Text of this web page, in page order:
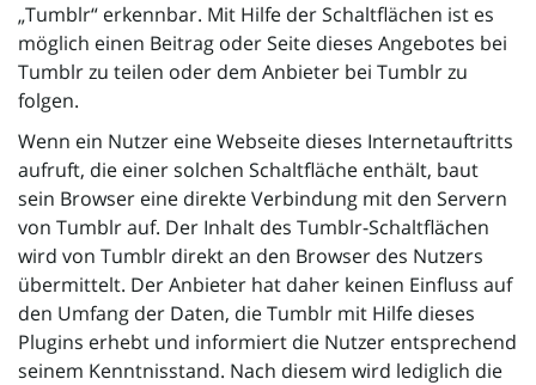
„Tumblr“ erkennbar. Mit Hilfe der Schaltflächen ist es
möglich einen Beitrag oder Seite dieses Angebotes bei
Tumblr zu teilen oder dem Anbieter bei Tumblr zu
folgen.
Wenn ein Nutzer eine Webseite dieses Internetauftritts
aufruft, die einer solchen Schaltfläche enthält, baut
sein Browser eine direkte Verbindung mit den Servern
von Tumblr auf. Der Inhalt des Tumblr-Schaltflächen
wird von Tumblr direkt an den Browser des Nutzers
übermittelt. Der Anbieter hat daher keinen Einfluss auf
den Umfang der Daten, die Tumblr mit Hilfe dieses
Plugins erhebt und informiert die Nutzer entsprechend
seinem Kenntnisstand. Nach diesem wird lediglich die